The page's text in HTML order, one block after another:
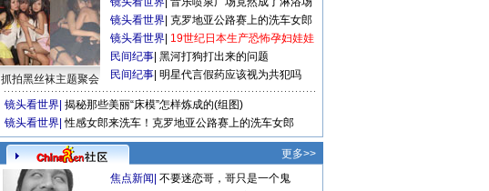
抓拍黑丝袜主题聚会
镜头看世界 克罗地亚公路赛上的洗车女郎
镜头看世界 19世纪日本生产恐怖孕妇娃娃
民间纪事 黑河打狗打出来的问题
民间纪事 明星代言假药应该视为共犯吗
镜头看世界 揭秘那些美丽“床模”怎样炼成的(组图)
镜头看世界 性感女郎来洗车！克罗地亚公路赛上的洗车女郎
更多>>
焦点新闻 不要迷恋哥，哥只是一个鬼